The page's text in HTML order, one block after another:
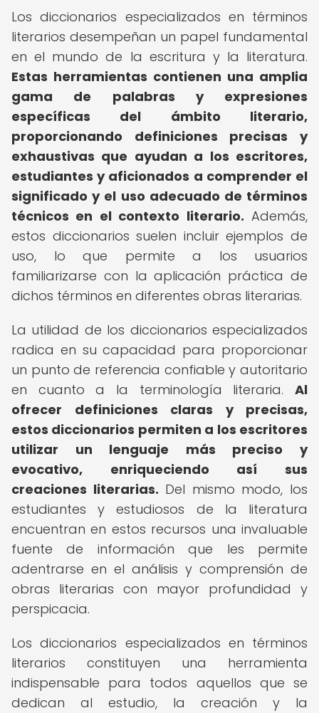
Los diccionarios especializados en términos
literarios desempeñan un papel fundamental
en el mundo de la escritura y la literatura.
Estas herramientas contienen una amplia
gama de palabras y expresiones
específicas del ámbito literario,
proporcionando definiciones precisas y
exhaustivas que ayudan a los escritores,
estudiantes y aficionados a comprender el
significado y el uso adecuado de términos
técnicos en el contexto literario. Además,
estos diccionarios suelen incluir ejemplos de
uso, lo que permite a los usuarios
familiarizarse con la aplicación práctica de
dichos términos en diferentes obras literarias.
La utilidad de los diccionarios especializados
radica en su capacidad para proporcionar
un punto de referencia confiable y autoritario
en cuanto a la terminología literaria. Al
ofrecer definiciones claras y precisas,
estos diccionarios permiten a los escritores
utilizar un lenguaje más preciso y
evocativo, enriqueciendo así sus
creaciones literarias. Del mismo modo, los
estudiantes y estudiosos de la literatura
encuentran en estos recursos una invaluable
fuente de información que les permite
adentrarse en el análisis y comprensión de
obras literarias con mayor profundidad y
perspicacia.
Los diccionarios especializados en términos
literarios constituyen una herramienta
indispensable para todos aquellos que se
dedican al estudio, la creación y la